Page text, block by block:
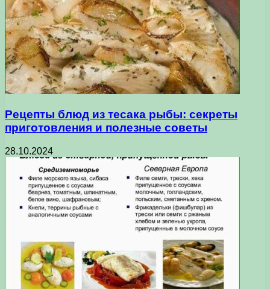
Рецепты блюд из тесака рыбы: секреты
приготовления и полезные советы
28.10.2024